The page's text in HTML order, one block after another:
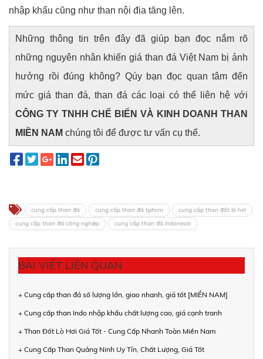
nhập khẩu cũng như than nội địa tăng lên.
Những thông tin trên đây đã giúp bạn đọc nắm rõ
những nguyên nhân khiến giá than đá Việt Nam bị ảnh
hưởng rồi đúng không? Qúy bạn đọc quan tâm đến
mức giá than đá, than đá các loại có thể liên hệ với
CÔNG TY TNHH CHẾ BIẾN VÀ KINH DOANH THAN
MIỀN NAM chúng tôi để được tư vấn cụ thể.
cung cấp than đá cung cấp than đá tphcm
cung cấp than đốt lò hơi
cung cấp than đá công nghiệp
cung cấp than đá indonesia
BÀI VIẾT LIÊN QUAN
+ Cung cấp than đá số lượng lớn, giao nhanh, giá tốt [MIỀN NAM]
+ Cung cấp than Indo nhập khẩu chất lượng cao, giá cạnh tranh
+ Than Đốt Lò Hơi Giá Tốt - Cung Cấp Nhanh Toàn Miền Nam
+ Cung Cấp Than Quảng Ninh Uy Tín, Chất Lượng, Giá Tốt